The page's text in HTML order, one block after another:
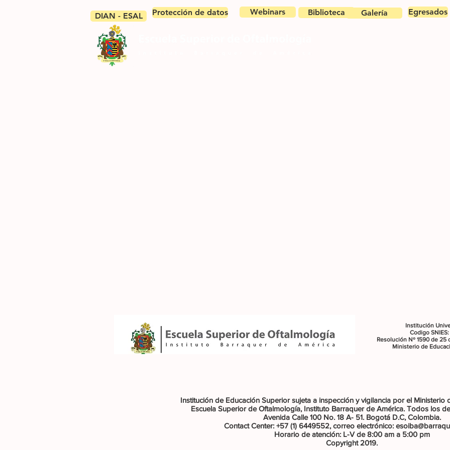
DIAN - ESAL Protección de datos Webinars Biblioteca Galería Egresados
Institución
Codigo
Resolución Nº 1590 de 25
Ministerio de
Institución de Educación Superior sujeta a inspección y vigilancia por el Ministerio
Escuela Superior de Oftalmología, Instituto Barraquer de América. Todos los
Avenida Calle 100 No. 18 A- 51. Bogotá D.C, Colombia.
Contact Center: +57 (1) 6449552, correo electrónico:
Horario de atención: L-V de 8:00 am a 5:00 pm
Copyright 2019.